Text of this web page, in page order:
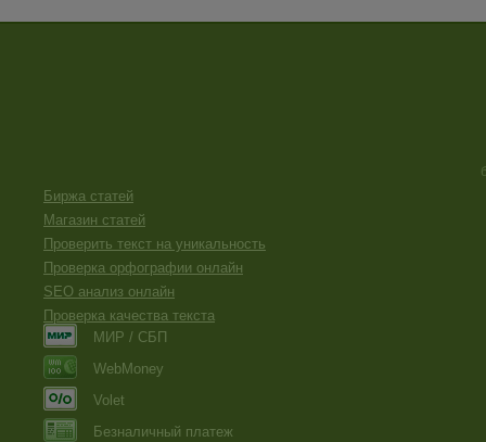
Биржа статей
Магазин статей
Проверить текст на уникальность
Проверка орфографии онлайн
SEO анализ онлайн
Проверка качества текста
МИР / СБП
WebMoney
Volet
Безналичный платеж